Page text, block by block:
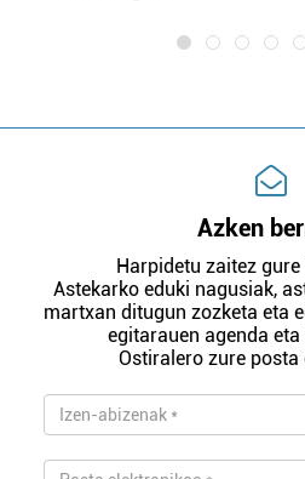
Azken
Harpidetu zaitez
Astekarko eduki nagusiak,
martxan ditugun zozketa eta
egitarauen agenda
Ostiralero zure posta